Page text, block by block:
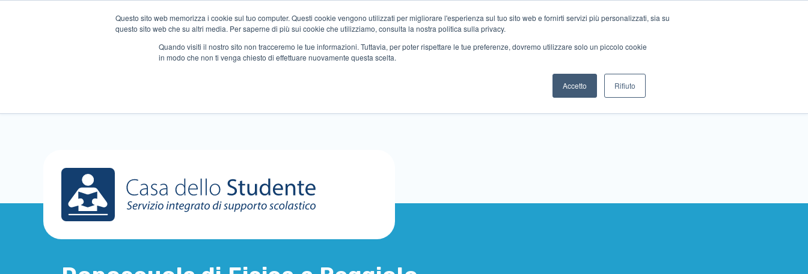
Questo sito web memorizza i cookie sul tuo computer. Questi cookie vengono utilizzati per migliorare l'esperienza sul tuo sito web e fornirti servizi più personalizzati, sia su
questo sito web che su altri media. Per saperne di più sui cookie che utilizziamo, consulta la nostra politica sulla privacy.
Quando visiti il ​​nostro sito non tracceremo le tue informazioni. Tuttavia, per poter rispettare le tue preferenze, dovremo utilizzare solo un piccolo cookie
in modo che non ti venga chiesto di effettuare nuovamente questa scelta.
Accetto Rifiuto